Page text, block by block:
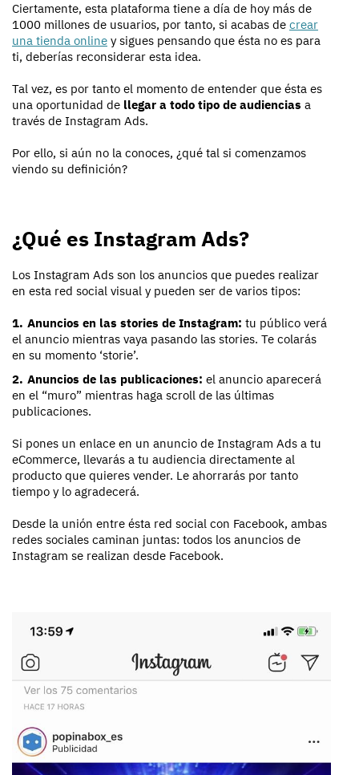
Ciertamente, esta plataforma tiene a día de hoy más de
1000 millones de usuarios, por tanto, si acabas de crear
una tienda online y sigues pensando que ésta no es para
ti, deberías reconsiderar esta idea.
Tal vez, es por tanto el momento de entender que ésta es
una oportunidad de llegar a todo tipo de audiencias a
través de Instagram Ads.
Por ello, si aún no la conoces, ¿qué tal si comenzamos
viendo su definición?
¿Qué es Instagram Ads?
Los Instagram Ads son los anuncios que puedes realizar
en esta red social visual y pueden ser de varios tipos:
Anuncios en las stories de Instagram: tu público verá
el anuncio mientras vaya pasando las stories. Te colarás
en su momento ‘storie’.
Anuncios de las publicaciones: el anuncio aparecerá
en el “muro” mientras haga scroll de las últimas
publicaciones.
Si pones un enlace en un anuncio de Instagram Ads a tu
eCommerce, llevarás a tu audiencia directamente al
producto que quieres vender. Le ahorrarás por tanto
tiempo y lo agradecerá.
Desde la unión entre ésta red social con Facebook, ambas
redes sociales caminan juntas: todos los anuncios de
Instagram se realizan desde Facebook.